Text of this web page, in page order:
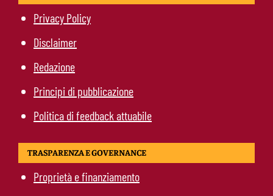
Privacy Policy
Disclaimer
Redazione
Principi di pubblicazione
Politica di feedback attuabile
TRASPARENZA E GOVERNANCE
Proprietà e finanziamento